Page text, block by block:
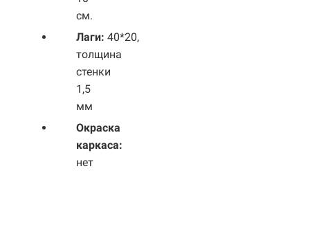
см.
Лаги: 40*20,
толщина
стенки
1,5
мм
Окраска
каркаса:
нет